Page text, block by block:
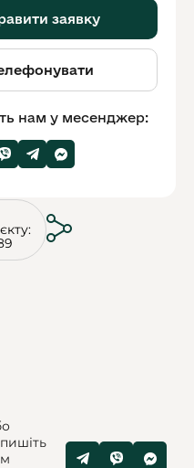
заявку
нам у месенджер: